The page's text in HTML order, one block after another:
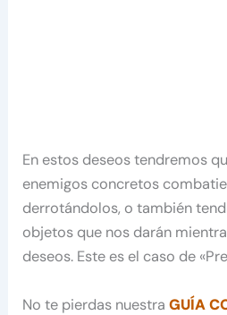
En estos deseos tendremos
enemigos concretos
derrotándolos, o también
objetos que nos darán
deseos. Este es el caso de
No te pierdas nuestraGUÍA